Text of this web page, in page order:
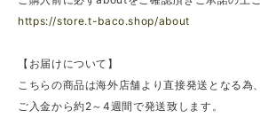
https://store.t-baco.shop/about
【お届けについて】
こちらの商品は海外店舗より直接発送となる為、
ご入金から約2～4週間で発送致します。